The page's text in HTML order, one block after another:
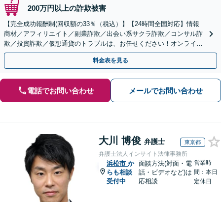
200万円以上の詐欺被害
【完全成功報酬制(回収額の33％（税込）】【24時間全国対応】情報
商材／アフィリエイト／副業詐欺／出会い系サクラ詐欺／コンサル詐
欺／投資詐欺／仮想通貨のトラブルは、お任せください！オンライン
のみで解決も可能！
料金表を見る
電話でお問い合わせ メールでお問い合わせ
大川 博俊 弁護士 東京都
弁護士法人インサイト法律事務所
浜松市 か
らも相談
受付中
面談方法(対面・電
話・ビデオなど)は
応相談
営業時
間：本日
定休日